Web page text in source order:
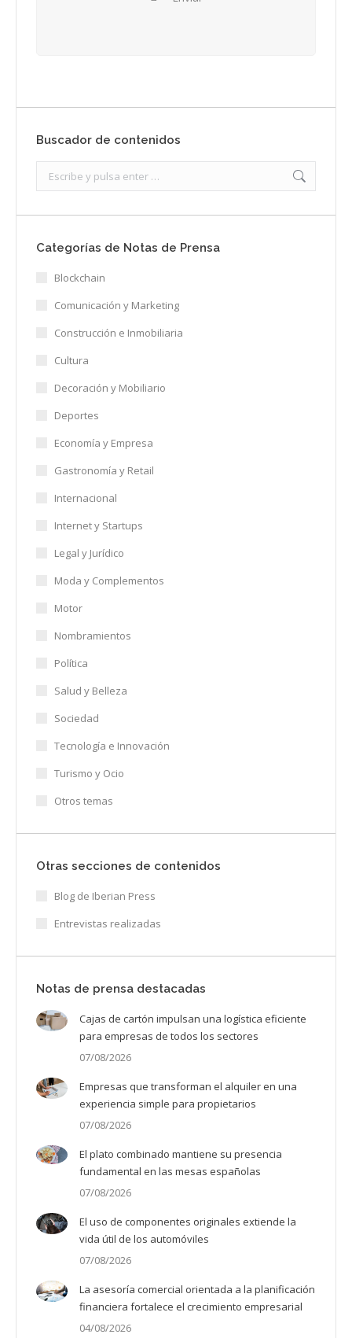
Buscador de contenidos
Categorías de Notas de Prensa
Blockchain
Comunicación y Marketing
Construcción e Inmobiliaria
Cultura
Decoración y Mobiliario
Deportes
Economía y Empresa
Gastronomía y Retail
Internacional
Internet y Startups
Legal y Jurídico
Moda y Complementos
Motor
Nombramientos
Política
Salud y Belleza
Sociedad
Tecnología e Innovación
Turismo y Ocio
Otros temas
Otras secciones de contenidos
Blog de Iberian Press
Entrevistas realizadas
Notas de prensa destacadas
Cajas de cartón impulsan una logística eficiente
para empresas de todos los sectores
07/08/2026
Empresas que transforman el alquiler en una
experiencia simple para propietarios
07/08/2026
El plato combinado mantiene su presencia
fundamental en las mesas españolas
07/08/2026
El uso de componentes originales extiende la
vida útil de los automóviles
07/08/2026
La asesoría comercial orientada a la planificación
financiera fortalece el crecimiento empresarial
04/08/2026